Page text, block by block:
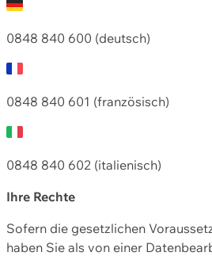
0848 840 600 (deutsch)
0848 840 601 (französisch)
0848 840 602 (italienisch)
Ihre Rechte
Sofern die gesetzlichen
haben Sie als von einer